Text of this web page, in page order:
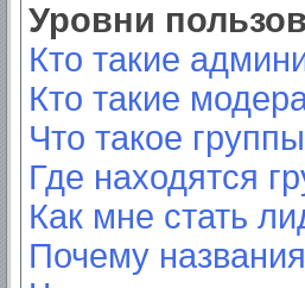
Уровни
Кто такие
Кто такие
Что такое
Где находятся
Как мне стать
Почему